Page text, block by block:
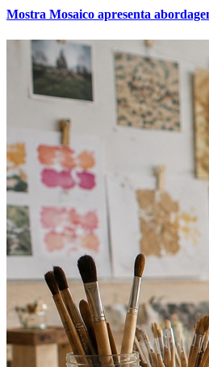
Vitória
Mostra Mosaico apresenta